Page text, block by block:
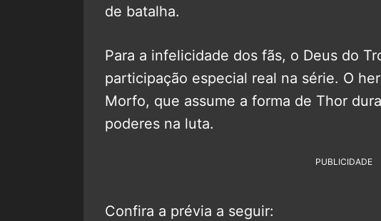
de batalha.
Para a infelicidade dos fãs, o Deus do
participação especial real na série. O
Morfo, que assume a forma de Thor
poderes na luta.
PUBLICIDADE
Confira a prévia a seguir: